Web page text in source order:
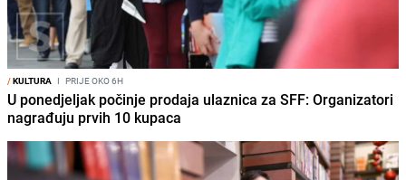
/KULTURA I PRIJE OKO 6H
U ponedjeljak počinje prodaja ulaznica za SFF: Organizatori
nagrađuju prvih 10 kupaca